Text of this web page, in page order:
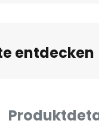
entdecken